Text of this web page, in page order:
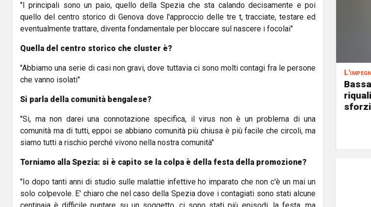
"I principali sono un paio, quello della Spezia che sta calando decisamente e poi
quello del centro storico di Genova dove l'approccio delle tre t, tracciate, testare ed
eventualmente trattare, diventa fondamentale per bloccare sul nascere i focolai"
Quella del centro storico che cluster è?
"Abbiamo una serie di casi non gravi, dove tuttavia ci sono molti contagi fra le persone
che vanno isolati"
Si parla della comunità bengalese?
"Si, ma non darei una connotazione specifica, il virus non è un problema di una
comunità ma di tutti, eppoi se abbiano comunità più chiusa è più facile che circoli, ma
siamo tutti a rischio perché vivono nella nostra comunità"
Torniamo alla Spezia: si è capito se la colpa è della festa della promozione?
"Io dopo tanti anni di studio sulle malattie infettive ho imparato che non c'è un mai un
solo colpevole. E' chiaro che nel caso della Spezia dove i contagiati sono stati alcune